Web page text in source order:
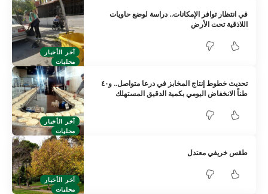
آخر الأخبار
محليات
في انتظار توافر الإمكانات.. دراسة لوضع حاويات
اللاذقية تحت الأرض
آخر الأخبار
محليات
تحديث خطوط إنتاج المخابز في درعا متواصل.. و٤٠
طناً الانخفاض اليومي بكمية الدقيق المستهلك
آخر الأخبار
محليات
طقس خريفي معتدل